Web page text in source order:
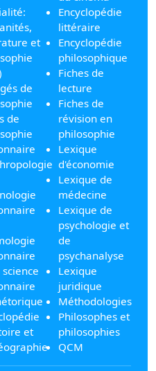
et
de
de
et
Encyclopédie
littéraire
Encyclopédie
philosophique
Fiches de
lecture
Fiches de
révision en
philosophie
Lexique
d'économie
Lexique de
médecine
Lexique de
psychologie et
de
psychanalyse
Lexique
juridique
Méthodologies
Philosophes et
philosophies
QCM